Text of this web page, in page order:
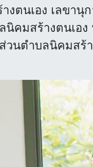
งตนเอง เลขานุ
นิคมสร้างตนเอ
วนตำบลนิคมสร้